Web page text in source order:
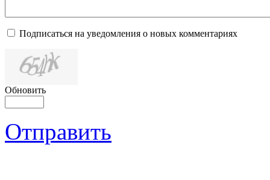
Подписаться на уведомления о новых комментариях
Обновить
Отправить